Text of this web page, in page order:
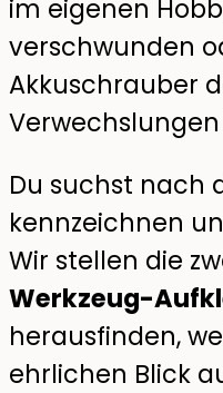
im eigenen
verschwunden
Akkuschrauber
Du suchst nach
kennzeichnen
Wir stellen die
Werkzeug-
herausfinden,
ehrlichen Blick